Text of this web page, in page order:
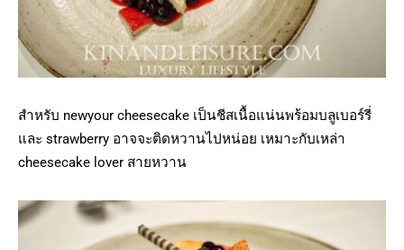
สำหรับ newyour cheesecake เป็นชีสเนื้อแน่นพร้อมบลูเบอร์รี่
และ strawberry อาจจะติดหวานไปหน่อย เหมาะกับเหล่า
cheesecake lover สายหวาน